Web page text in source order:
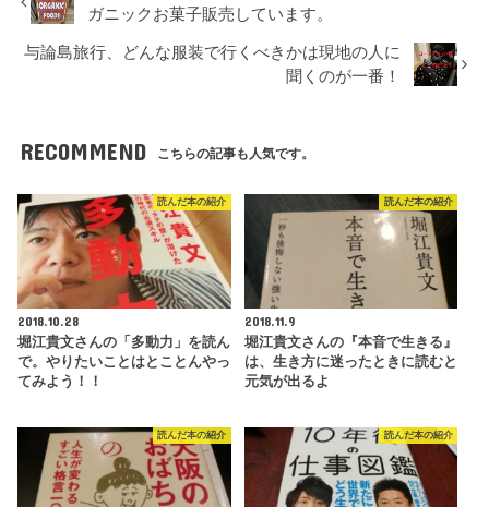
ガニックお菓子販売しています。
与論島旅行、どんな服装で行くべきかは現地の人に
聞くのが一番！
RECOMMEND こちらの記事も人気です。
読んだ本の紹介
2018.10.28
堀江貴文さんの「多動力」を読ん
で。やりたいことはとことんやっ
てみよう！！
読んだ本の紹介
2018.11.9
堀江貴文さんの『本音で生きる』
は、生き方に迷ったときに読むと
元気が出るよ
読んだ本の紹介 読んだ本の紹介